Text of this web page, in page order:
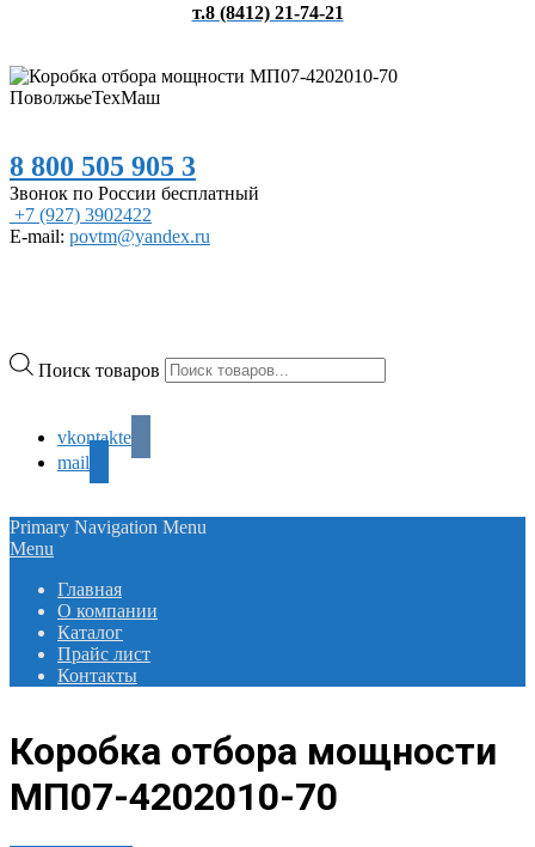
т.8 (8412) 21-74-21
8 800 505 905 3
Звонок по России бесплатный
+7 (927) 3902422
E-mail: povtm@yandex.ru
Поиск товаров
vkontakte
mail
Primary Navigation Menu
Menu
Главная
О компании
Каталог
Прайс лист
Контакты
Коробка отбора мощности
МП07-4202010-70